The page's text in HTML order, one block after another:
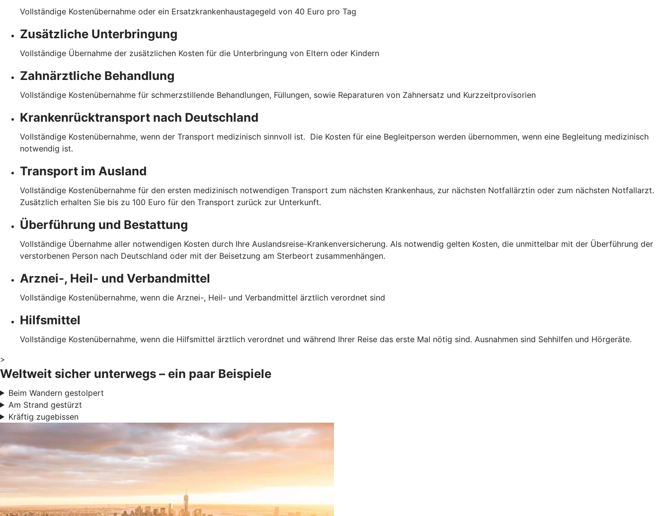
Vollständige Kostenübernahme oder ein Ersatzkrankenhaustagegeld von 40 Euro pro Tag
Zusätzliche Unterbringung
Vollständige Übernahme der zusätzlichen Kosten für die Unterbringung von Eltern oder Kindern
Zahnärztliche Behandlung
Vollständige Kostenübernahme für schmerzstillende Behandlungen, Füllungen, sowie Reparaturen von Zahnersatz und Kurzzeitprovisorien
Krankenrücktransport nach Deutschland
Vollständige Kostenübernahme, wenn der Transport medizinisch sinnvoll ist. Die Kosten für eine Begleitperson werden übernommen, wenn eine Begleitung medizinisch
notwendig ist.
Transport im Ausland
Vollständige Kostenübernahme für den ersten medizinisch notwendigen Transport zum nächsten Krankenhaus, zur nächsten Notfallärztin oder zum nächsten Notfallarzt.
Zusätzlich erhalten Sie bis zu 100 Euro für den Transport zurück zur Unterkunft.
Überführung und Bestattung
Vollständige Übernahme aller notwendigen Kosten durch Ihre Auslandsreise-Krankenversicherung. Als notwendig gelten Kosten, die unmittelbar mit der Überführung der
verstorbenen Person nach Deutschland oder mit der Beisetzung am Sterbeort zusammenhängen.
Arznei-, Heil- und Verbandmittel
Vollständige Kostenübernahme, wenn die Arznei-, Heil- und Verbandmittel ärztlich verordnet sind
Hilfsmittel
Vollständige Kostenübernahme, wenn die Hilfsmittel ärztlich verordnet und während Ihrer Reise das erste Mal nötig sind. Ausnahmen sind Sehhilfen und Hörgeräte.
>
Weltweit sicher unterwegs – ein paar Beispiele
Beim Wandern gestolpert
Am Strand gestürzt
Kräftig zugebissen